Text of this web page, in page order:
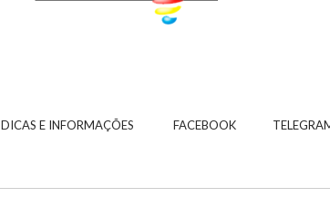
DICAS E INFORMAÇÕES FACEBOOK